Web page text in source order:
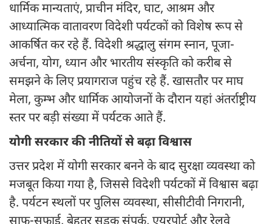
धार्मिक मान्यताएं, प्राचीन मंदिर, घाट, आश्रम और
आध्यात्मिक वातावरण विदेशी पर्यटकों को विशेष रूप से
आकर्षित कर रहे हैं. विदेशी श्रद्धालु संगम स्नान, पूजा-
अर्चना, योग, ध्यान और भारतीय संस्कृति को करीब से
समझने के लिए प्रयागराज पहुंच रहे हैं. खासतौर पर माघ
मेला, कुम्भ और धार्मिक आयोजनों के दौरान यहां अंतर्राष्ट्रीय
स्तर पर बड़ी संख्या में पर्यटक आते हैं.
योगी सरकार की नीतियों से बढ़ा विश्वास
उत्तर प्रदेश में योगी सरकार बनने के बाद सुरक्षा व्यवस्था को
मजबूत किया गया है, जिससे विदेशी पर्यटकों में विश्वास बढ़ा
है. पर्यटन स्थलों पर पुलिस व्यवस्था, सीसीटीवी निगरानी,